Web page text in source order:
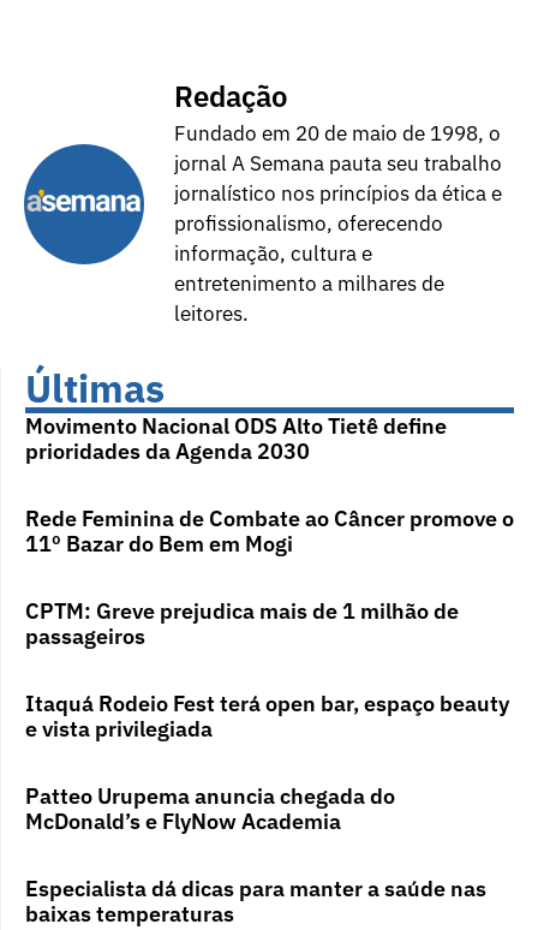
Redação
Fundado em 20 de maio de 1998, o
jornal A Semana pauta seu trabalho
jornalístico nos princípios da ética e
profissionalismo, oferecendo
informação, cultura e
entretenimento a milhares de
leitores.
Últimas
Movimento Nacional ODS Alto Tietê define
prioridades da Agenda 2030
Rede Feminina de Combate ao Câncer promove o
11º Bazar do Bem em Mogi
CPTM: Greve prejudica mais de 1 milhão de
passageiros
Itaquá Rodeio Fest terá open bar, espaço beauty
e vista privilegiada
Patteo Urupema anuncia chegada do
McDonald’s e FlyNow Academia
Especialista dá dicas para manter a saúde nas
baixas temperaturas